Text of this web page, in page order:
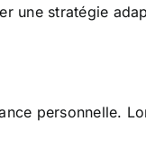
une stratégie
personnelle.